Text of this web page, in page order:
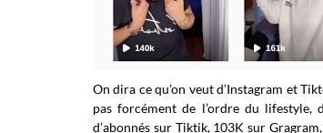
On dira ce qu’on veut d’Instagram et
pas forcément de l’ordre du lifestyle,
d’abonnés sur Tiktik, 103K sur